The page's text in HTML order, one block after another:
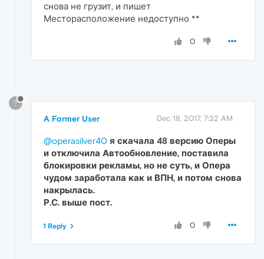
снова не грузит, и пишет
Месторасположение недоступно **
0
?
A Former User Dec 18, 2017, 7:32 AM
@operasilver40 я скачала 48 версию Оперы
и отключила Автообновление, поставила
блокировки рекламы, но не суть, и Опера
чудом заработала как и ВПН, и потом снова
накрылась.
Р.С. выше пост.
0
1 Reply